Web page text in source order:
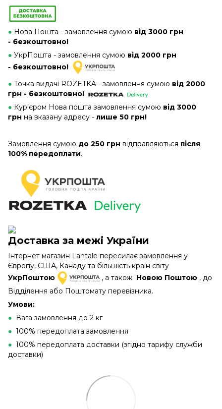
● Нова Пошта - замовлення сумою від 3000 грн
- безкоштовно!
● УкрПошта - замовлення сумою від 2000 грн
- безкоштовно!
● Точка видачі ROZETKA - замовлення сумою від 2000
грн - безкоштовно!
● Кур'єром Нова пошта замовлення сумою від 3000
грн на вказану адресу - лише 50 грн!
Замовлення сумою до 250 грн відправляються після
100% передоплати.
Доставка за межі України
Інтернет магазин Lantale пересилає замовлення у
Європу, США, Канаду та більшість країн світу
УкрПоштою
, а також Новою Поштою , до
Відділення або Поштомату перевізника.
Умови:
● Вага замовлення до 2 кг
● 100% передоплата замовлення
● 100% передоплата доставки (згідно тарифу служби
доставки)